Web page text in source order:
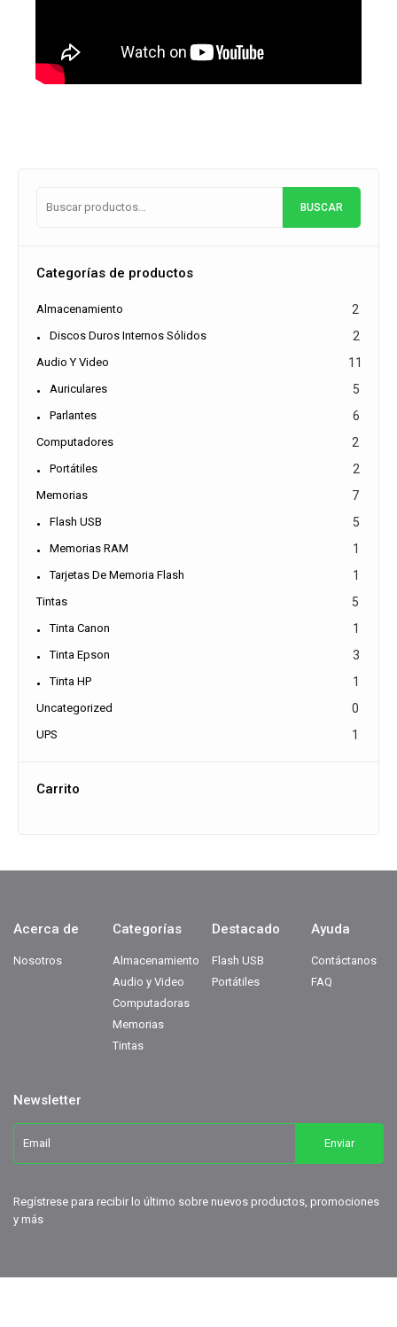
BUSCAR
Categorías de productos
Almacenamiento 2
Discos Duros Internos Sólidos 2
Audio Y Video 11
Auriculares 5
Parlantes 6
Computadores 2
Portátiles 2
Memorias 7
Flash USB 5
Memorias RAM 1
Tarjetas De Memoria Flash 1
Tintas 5
Tinta Canon 1
Tinta Epson 3
Tinta HP 1
Uncategorized 0
UPS 1
Carrito
Acerca de
Nosotros
Categorías
Almacenamiento
Audio y Video
Computadoras
Memorias
Tintas
Destacado
Flash USB
Portátiles
Ayuda
Contáctanos
FAQ
Newsletter
Regístrese para recibir lo último sobre nuevos productos, promociones
y más